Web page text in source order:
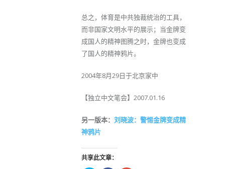
总之，体育是中共独裁统治的工具，
而非国家文明水平的展示；当金牌变
成国人的精神图腾之时，金牌也变成
了国人的精神鸦片。
2004年8月29日于北京家中
【独立中文笔会】2007.01.16
另一版本： 刘晓波：警惕金牌变成精
神鸦片
共享此文章：